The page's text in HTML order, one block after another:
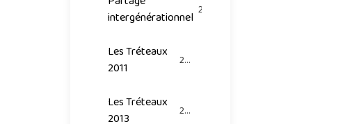
intergénérationnel 20
Les Tréteaux
2011
25
Les Tréteaux
2013
26